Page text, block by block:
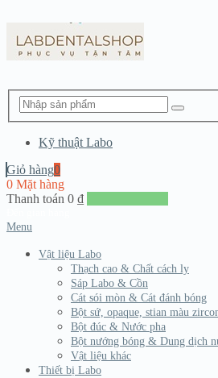
Kỹ thuật Labo
Giỏ hàng0
0 Mặt hàng
Thanh toán 0 ₫
Menu
Vật liệu Labo
Thạch cao & Chất cách ly
Sáp Labo & Cồn
Cát sói mòn & Cát đánh bóng
Bột sứ, opaque, stian màu
Bột đúc & Nước pha
Bột nướng bóng & Dung dịch
Vật liệu khác
Thiết bị Labo